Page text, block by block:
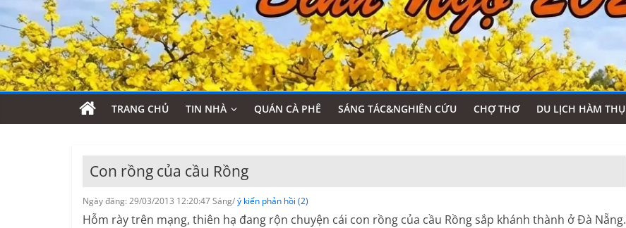
TRANG CHỦ TIN NHÀ QUÁN CÀ PHÊ SÁNG TÁC&NGHIÊN CỨU CHỢ THƠ DU LỊCH HÀM THỤ
Con rồng của cầu Rồng
Ngày đăng: 29/03/2013 12:20:47 Sáng/ý kiến phản hồi (2)
Hỗm rày trên mạng, thiên hạ đang rộn chuyện cái con rồng của cầu Rồng sắp khánh thành ở Đà Nẵng.